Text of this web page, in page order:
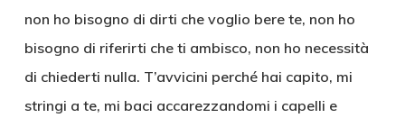
non ho bisogno di dirti che voglio bere te, non ho
bisogno di riferirti che ti ambisco, non ho necessità
di chiederti nulla. T’avvicini perché hai capito, mi
stringi a te, mi baci accarezzandomi i capelli e